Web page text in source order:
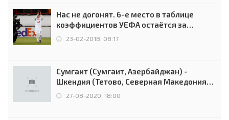
Нас не догонят. 6-е место в таблице
коэффициентов УЕФА остаётся за
Россией
23-02-2018, 08:17
Сумгаит (Сумгаит, Азербайджан) -
Шкендия (Тетово, Северная Македония) -
0:2 (0:0)
27-08-2020, 18:00